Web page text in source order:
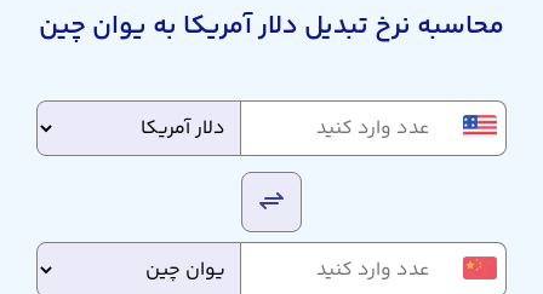
محاسبه نرخ تبدیل دلار آمریکا به یوان چین